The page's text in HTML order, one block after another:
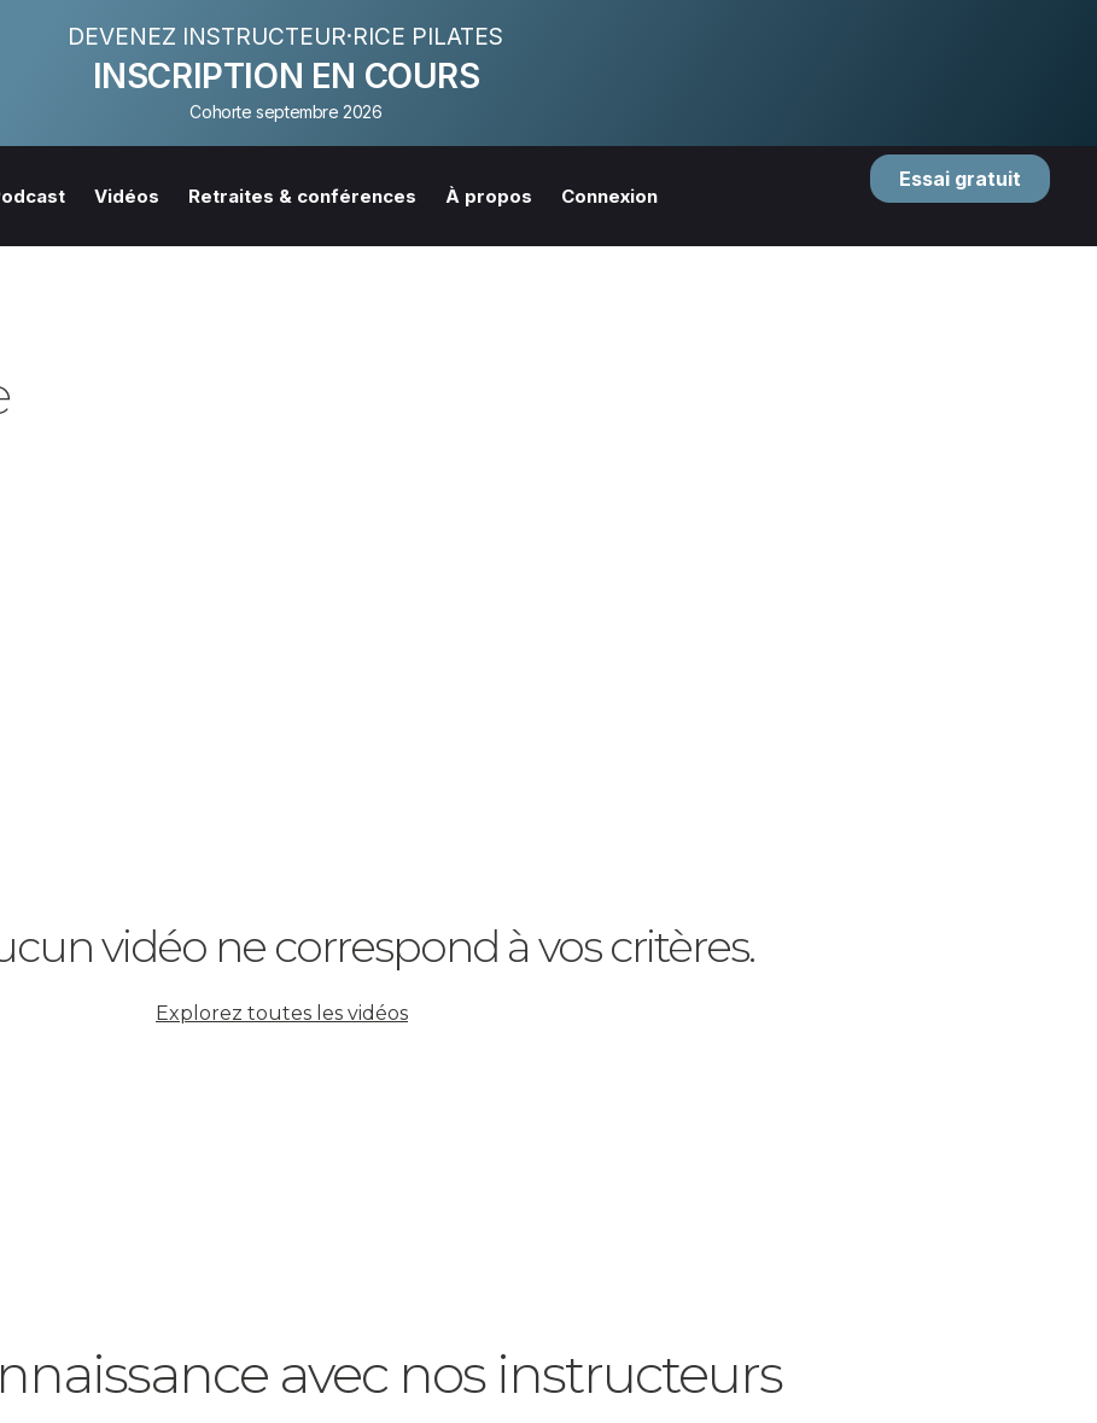
DEVENEZ INSTRUCTEUR·RICE PILATES
INSCRIPTION EN COURS
Cohorte septembre 2026
Vidéos Retraites & conférences À propos Connexion
Essai gratuit
vidéo ne correspond à vos critères.
Explorez toutes les vidéos
avec nos instructeurs